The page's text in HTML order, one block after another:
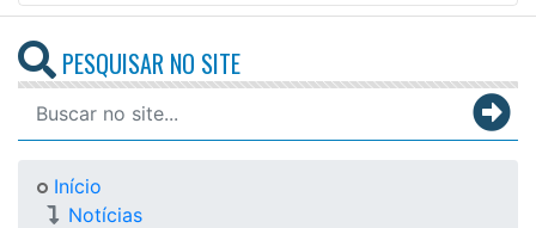
PESQUISAR NO SITE
Início
Notícias